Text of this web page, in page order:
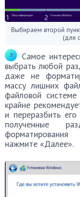
Выбираем второй
(для
Самое
выбрать любой
даже не
массу лишних
файловой
крайне
и переразбить
полученные
нажмите «Далее».